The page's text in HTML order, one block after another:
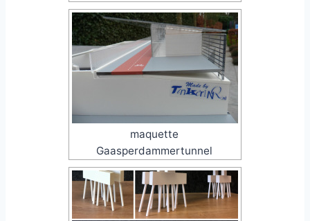
maquette
Gaasperdammertunnel